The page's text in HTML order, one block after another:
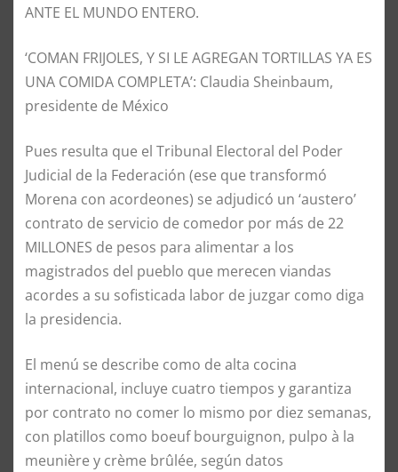
ANTE EL MUNDO ENTERO.
‘COMAN FRIJOLES, Y SI LE AGREGAN TORTILLAS YA ES
UNA COMIDA COMPLETA’: Claudia Sheinbaum,
presidente de México
Pues resulta que el Tribunal Electoral del Poder
Judicial de la Federación (ese que transformó
Morena con acordeones) se adjudicó un ‘austero’
contrato de servicio de comedor por más de 22
MILLONES de pesos para alimentar a los
magistrados del pueblo que merecen viandas
acordes a su sofisticada labor de juzgar como diga
la presidencia.
El menú se describe como de alta cocina
internacional, incluye cuatro tiempos y garantiza
por contrato no comer lo mismo por diez semanas,
con platillos como boeuf bourguignon, pulpo à la
meunière y crème brûlée, según datos